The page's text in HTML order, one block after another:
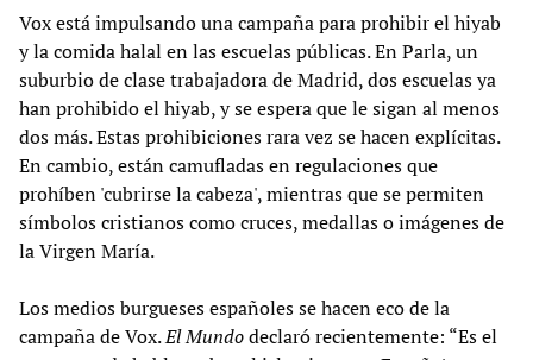
Vox está impulsando una campaña para prohibir el hiyab
y la comida halal en las escuelas públicas. En Parla, un
suburbio de clase trabajadora de Madrid, dos escuelas ya
han prohibido el hiyab, y se espera que le sigan al menos
dos más. Estas prohibiciones rara vez se hacen explícitas.
En cambio, están camufladas en regulaciones que
prohíben 'cubrirse la cabeza', mientras que se permiten
símbolos cristianos como cruces, medallas o imágenes de
la Virgen María.
Los medios burgueses españoles se hacen eco de la
campaña de Vox.El Mundodeclaró recientemente: “Es el